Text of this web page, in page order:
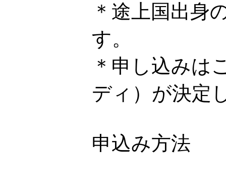
＊途上国出身
す。
＊申し込みは
ディ）が決定
申込み方法